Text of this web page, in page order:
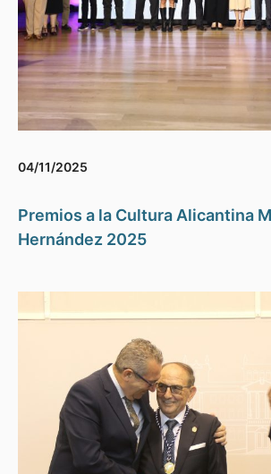
04/11/2025
Premios a la Cultura Alicantina
Hernández 2025